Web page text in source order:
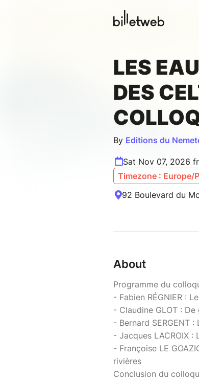
LES
DES
By Editions du
Sat Nov 07, 2026
Timezone : Europe/
92 Boulevard du
About
Programme du
- Fabien RÉGNIER :
- Claudine GLOT :
- Bernard SERGENT
- Jacques LACROIX :
- Françoise LE
rivières
Conclusion du